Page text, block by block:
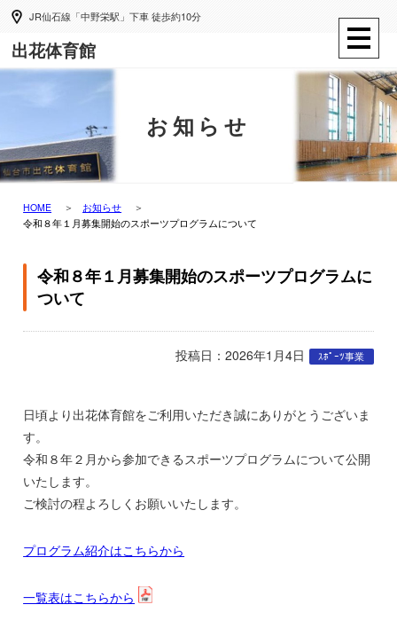
JR仙石線「中野栄駅」下車 徒歩約10分
出花体育館
お知らせ
HOME
お知らせ
令和８年１月募集開始のスポーツプログラムについて
令和８年１月募集開始のスポーツプログラムに
ついて
投稿日：2026年1月4日 ｽﾎﾟｰﾂ事業
日頃より出花体育館をご利用いただき誠にありがとうございま
す。
令和８年２月から参加できるスポーツプログラムについて公開
いたします。
ご検討の程よろしくお願いいたします。
プログラム紹介はこちらから
一覧表はこちらから